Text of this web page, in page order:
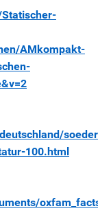
AMkompakt-
100.html